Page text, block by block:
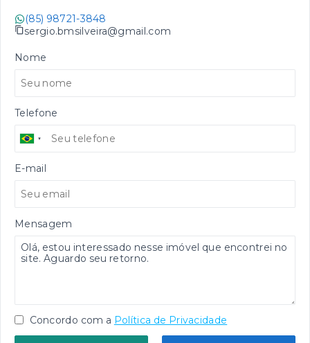
(85) 98721-3848
sergio.bmsilveira@gmail.com
Nome
Telefone
E-mail
Mensagem
Concordo com a Política de Privacidade